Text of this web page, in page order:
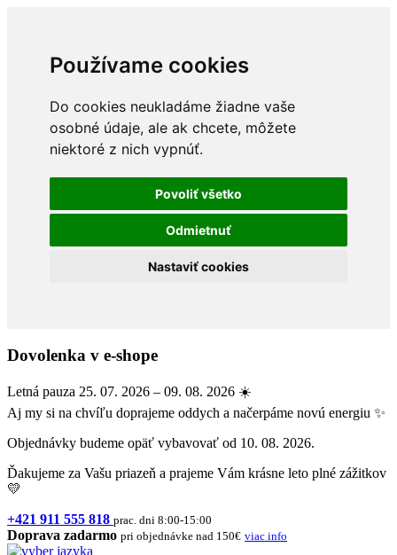
Používame cookies
Do cookies neukladáme žiadne vaše
osobné údaje, ale ak chcete, môžete
niektoré z nich vypnúť.
Povoliť všetko
Odmietnuť
Nastaviť cookies
Dovolenka v e-shope
Letná pauza 25. 07. 2026 – 09. 08. 2026 ☀️
Aj my si na chvíľu doprajeme oddych a načerpáme novú energiu ✨
Objednávky budeme opäť vybavovať od 10. 08. 2026.
Ďakujeme za Vašu priazeň a prajeme Vám krásne leto plné zážitkov
💛
+421 911 555 818 prac. dni 8:00-15:00
Doprava zadarmo pri objednávke nad 150€ viac info